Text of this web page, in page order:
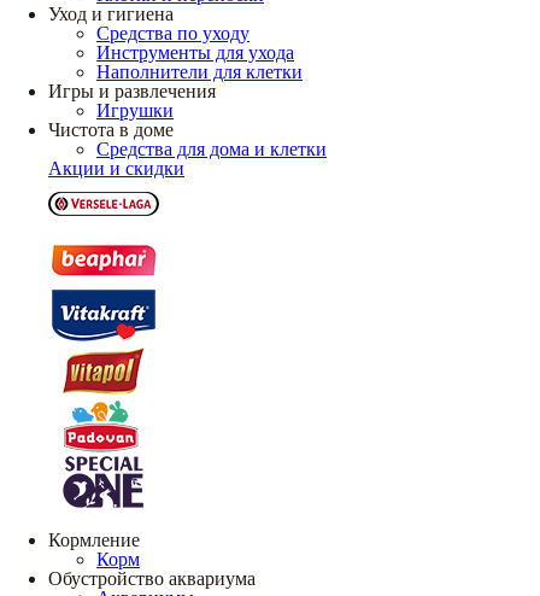
Уход и гигиена
Средства по уходу
Инструменты для ухода
Наполнители для клетки
Игры и развлечения
Игрушки
Чистота в доме
Средства для дома и клетки
Акции и скидки
Кормление
Корм
Обустройство аквариума